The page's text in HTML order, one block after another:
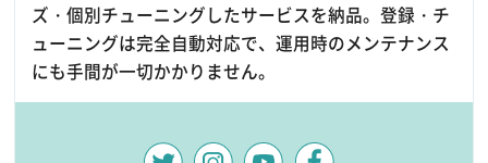
ズ・個別チューニングしたサービスを納品。登録・チ
ューニングは完全自動対応で、運用時のメンテナンス
にも手間が一切かかりません。